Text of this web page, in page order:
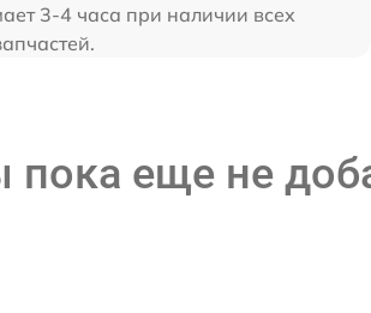
3-4 часа при наличии всех
пока еще не